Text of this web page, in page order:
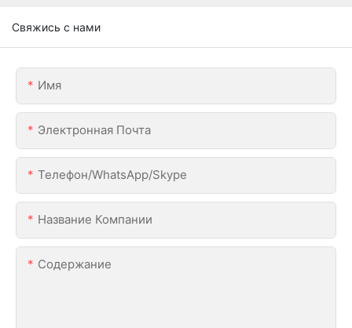
Свяжись с нами
Имя
Электронная Почта
Телефон/WhatsApp/Skype
Название Компании
Содержание